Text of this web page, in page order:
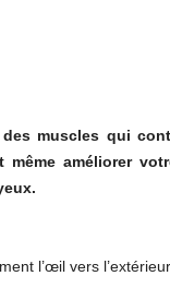
muscles qui
même améliorer
l’œil vers